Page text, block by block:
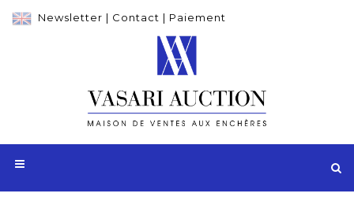
Newsletter | Contact | Paiement